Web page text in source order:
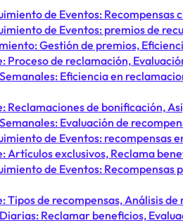
de Eventos:
de Eventos: premios de
Gestión de premios,
Proceso de reclamación,
Eficiencia en
Reclamaciones de bonificación,
Evaluación de
de Eventos: recompensas
Artículos exclusivos, Reclama
de Eventos:
Tipos de recompensas, Análisis
Reclamar beneficios,